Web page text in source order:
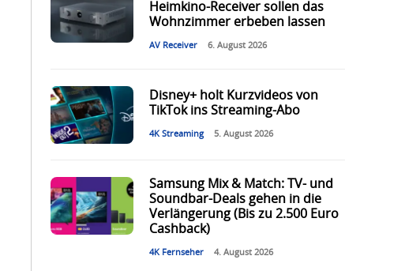
Heimkino-Receiver sollen das
Wohnzimmer erbeben lassen
AV Receiver 6. August 2026
Disney+ holt Kurzvideos von
TikTok ins Streaming-Abo
4K Streaming 5. August 2026
Samsung Mix & Match: TV- und
Soundbar-Deals gehen in die
Verlängerung (Bis zu 2.500 Euro
Cashback)
4K Fernseher 4. August 2026